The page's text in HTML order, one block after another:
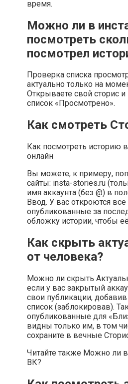
время.
Можно ли в
посмотреть
посмотрел
Проверка списка
актуально только на
Открываете свой сторис
список «Просмотрено».
Как смотреть
Как посмотреть историю
онлайн
Вы можете, к примеру,
сайты: insta-stories.ru
имя аккаунта (без @) в
Ввод. У вас откроются все
опубликованные за
обложку истории, чтобы
Как скрыть
от человека?
Можно ли скрыть
если у вас закрытый
свои публикации,
список (заблокировав).
опубликованные для
видны только им, в том
сохраните в вечные
Читайте также Можно ли
ВК?